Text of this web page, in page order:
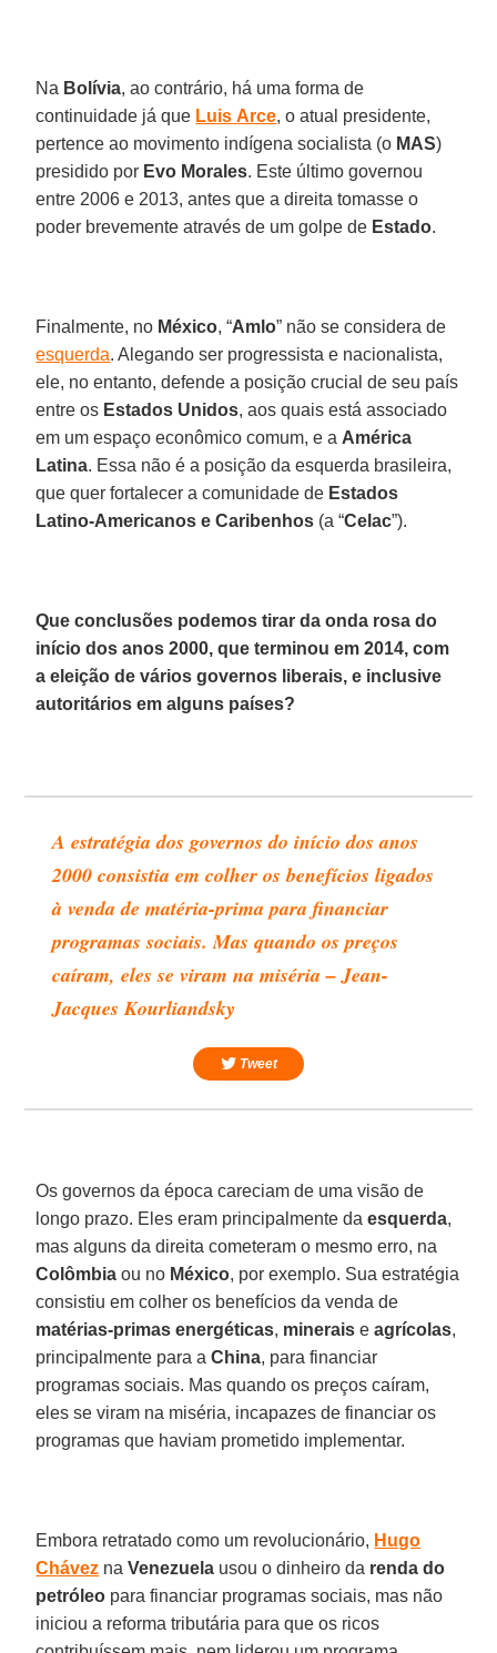
Na Bolívia, ao contrário, há uma forma de
continuidade já que Luis Arce, o atual presidente,
pertence ao movimento indígena socialista (o MAS)
presidido por Evo Morales. Este último governou
entre 2006 e 2013, antes que a direita tomasse o
poder brevemente através de um golpe de Estado.
Finalmente, no México, “Amlo” não se considera de
esquerda. Alegando ser progressista e nacionalista,
ele, no entanto, defende a posição crucial de seu país
entre os Estados Unidos, aos quais está associado
em um espaço econômico comum, e a América
Latina. Essa não é a posição da esquerda brasileira,
que quer fortalecer a comunidade de Estados
Latino-Americanos e Caribenhos (a “Celac”).
Que conclusões podemos tirar da onda rosa do
início dos anos 2000, que terminou em 2014, com
a eleição de vários governos liberais, e inclusive
autoritários em alguns países?
A estratégia dos governos do início dos anos
2000 consistia em colher os benefícios ligados
à venda de matéria-prima para financiar
programas sociais. Mas quando os preços
caíram, eles se viram na miséria – Jean-
Jacques Kourliandsky
Tweet
Os governos da época careciam de uma visão de
longo prazo. Eles eram principalmente daesquerda,
mas alguns da direita cometeram o mesmo erro, na
Colômbia ou no México, por exemplo. Sua estratégia
consistiu em colher os benefícios da venda de
matérias-primas energéticas, minerais eagrícolas,
principalmente para aChina, para financiar
programas sociais. Mas quando os preços caíram,
eles se viram na miséria, incapazes de financiar os
programas que haviam prometido implementar.
Embora retratado como um revolucionário, Hugo
Chávez naVenezuela usou o dinheiro da renda do
petróleo para financiar programas sociais, mas não
iniciou a reforma tributária para que os ricos